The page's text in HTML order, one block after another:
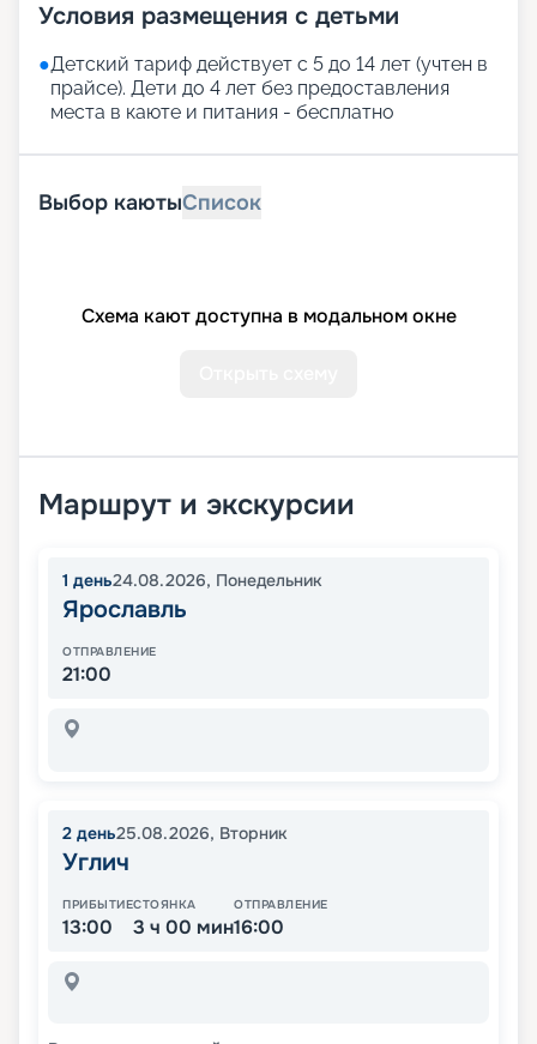
Условия размещения с детьми
●Детский тариф действует с 5 до 14 лет (учтен в
прайсе). Дети до 4 лет без предоставления
места в каюте и питания - бесплатно
Выбор каютыСписок
Схема кают доступна в модальном окне
Маршрут и экскурсии
1 день24.08.2026, Понедельник
Ярославль
ОТПРАВЛЕНИЕ
21:00
2 день25.08.2026, Вторник
Углич
ПРИБЫТИЕ
13:00
СТОЯНКА
3 ч 00 мин
ОТПРАВЛЕНИЕ
16:00